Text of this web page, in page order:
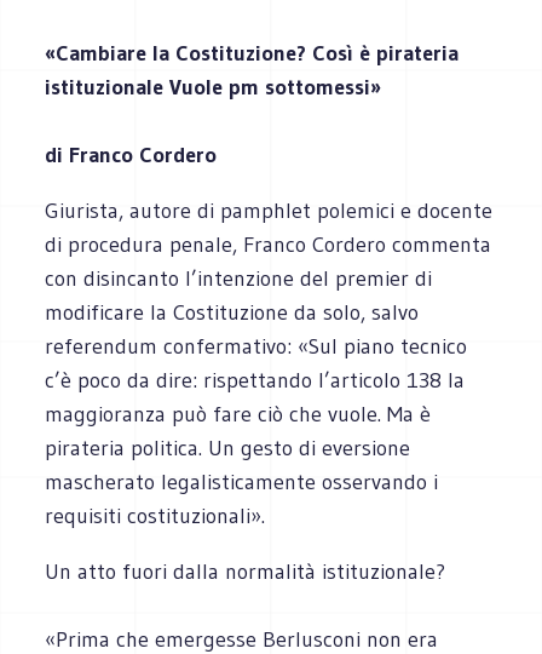
«Cambiare la Costituzione? Così è pirateria
istituzionale Vuole pm sottomessi»
di Franco Cordero
Giurista, autore di pamphlet polemici e docente
di procedura penale, Franco Cordero commenta
con disincanto l’intenzione del premier di
modificare la Costituzione da solo, salvo
referendum confermativo: «Sul piano tecnico
c’è poco da dire: rispettando l’articolo 138 la
maggioranza può fare ciò che vuole. Ma è
pirateria politica. Un gesto di eversione
mascherato legalisticamente osservando i
requisiti costituzionali».
Un atto fuori dalla normalità istituzionale?
«Prima che emergesse Berlusconi non era